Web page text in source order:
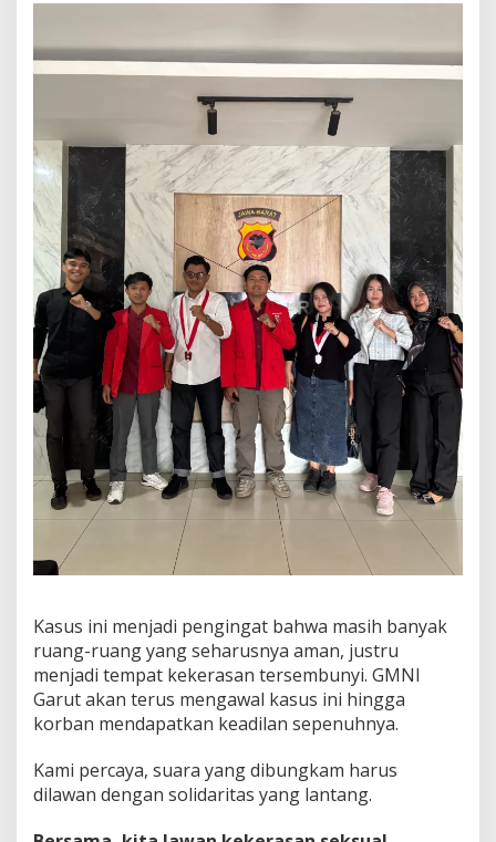
Kasus ini menjadi pengingat bahwa masih banyak
ruang-ruang yang seharusnya aman, justru
menjadi tempat kekerasan tersembunyi. GMNI
Garut akan terus mengawal kasus ini hingga
korban mendapatkan keadilan sepenuhnya.
Kami percaya, suara yang dibungkam harus
dilawan dengan solidaritas yang lantang.